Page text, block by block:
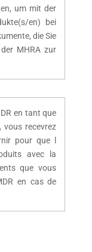
um mit der
en) bei
die Sie
MHRA zur
en tant que
vous recevrez
pour que l
avec la
que vous
en cas de